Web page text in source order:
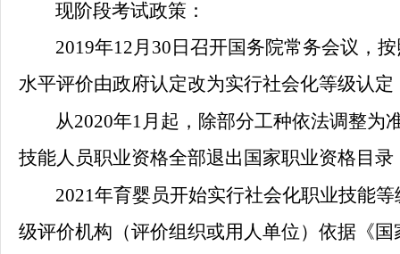
现阶段考试政策：
2019年12月30日召开国务院常务会议，
水平评价由政府认定改为实行社会化等级认
从2020年1月起，除部分工种依法调整为
技能人员职业资格全部退出国家职业资格目
2021年育婴员开始实行社会化职业技能
级评价机构（评价组织或用人单位）依据《